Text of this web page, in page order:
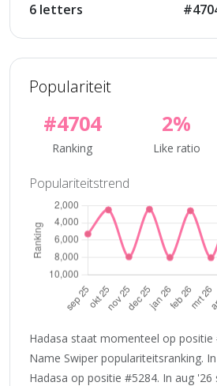
6 letters
Populariteit
#4704
Ranking
2%
Like ratio
Populariteitstrend
Hadasa staat momenteel op positie
Name Swiper populariteitsranking.
Hadasa op positie #5284. In aug